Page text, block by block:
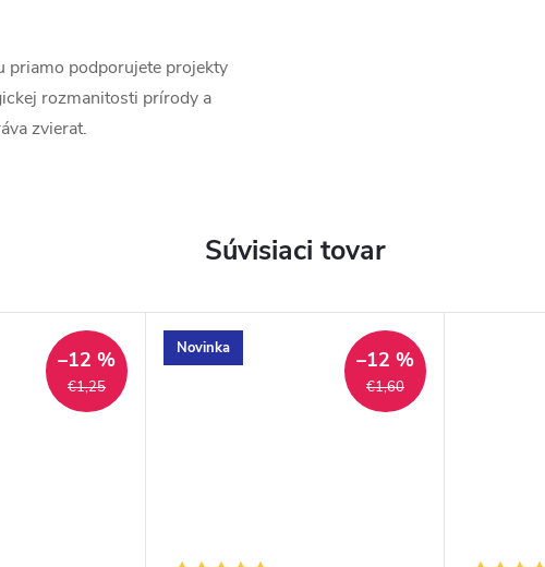
priamo podporujete projekty
rozmanitosti prírody a
zvierat.
Súvisiaci tovar
€1,25
–12 % Novinka
€1,60
–12 %